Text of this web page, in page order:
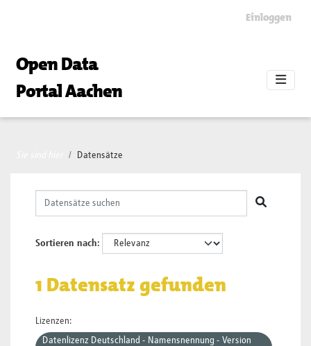
Einloggen
Open Data
Portal Aachen
Datensätze
Sortieren nach
1 Datensatz gefunden
Lizenzen:
Datenlizenz Deutschland - Namensnennung - Version